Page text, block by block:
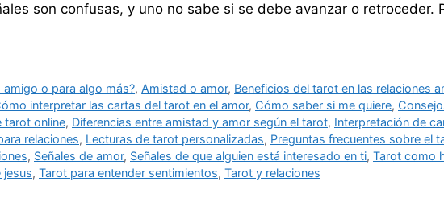
son confusas, y uno no sabe si se debe avanzar o retroceder.
o para algo más?, Amistad o amor, Beneficios del tarot en las relaciones
interpretar las cartas del tarot en el amor, Cómo saber si me quiere,
tarot online, Diferencias entre amistad y amor según el tarot, Interpretación de
relaciones, Lecturas de tarot personalizadas, Preguntas frecuentes sobre el
, Señales de amor, Señales de que alguien está interesado en ti, Tarot como
jesus, Tarot para entender sentimientos, Tarot y relaciones